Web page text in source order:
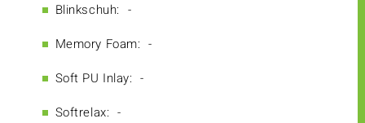
Blinkschuh: -
Memory Foam: -
Soft PU Inlay: -
Softrelax: -